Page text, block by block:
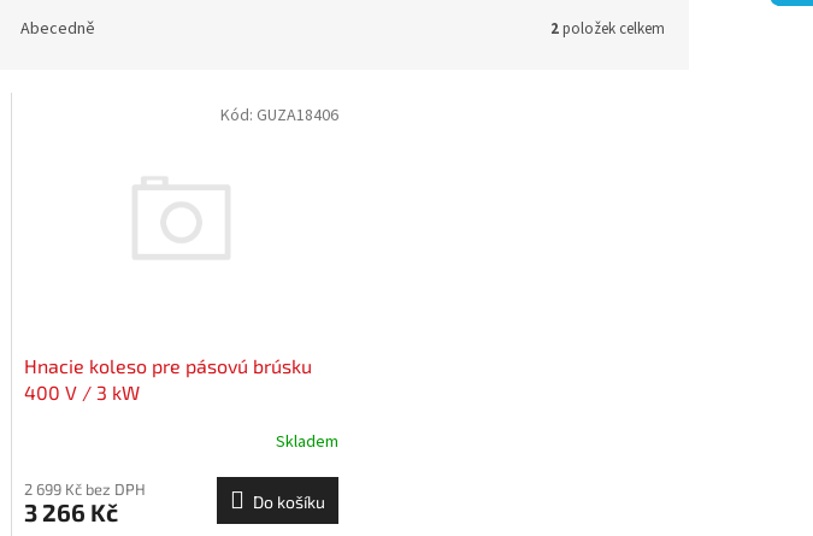
Abecedně 2položek celkem
Hnacie koleso pre pásovú brúsku
400 V / 3 kW
Skladem
2 699 Kč bez DPH
3 266 Kč Do košíku
Kód: GUZA18406